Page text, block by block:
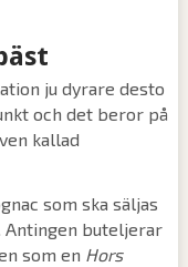
ju dyrare desto
och det beror på
kallad
som ska säljas
Antingen buteljerar
som en Hors